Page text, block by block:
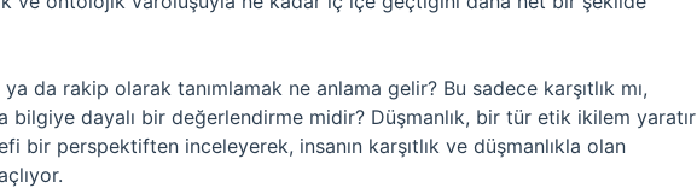
ya da rakip olarak tanımlamak ne anlama gelir? Bu sadece karşıtlık mı,
dayalı bir değerlendirme midir? Düşmanlık, bir tür etik ikilem yaratır
bir perspektiften inceleyerek, insanın karşıtlık ve düşmanlıkla olan